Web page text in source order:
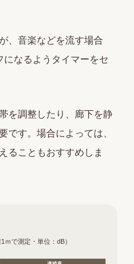
、音楽などを流す場合
なるようタイマーをセ
を調整したり、廊下を静
です。場合によっては、
ることもおすすめしま
ｍで測定・単位：dB）